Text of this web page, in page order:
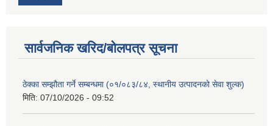
सार्वजनिक खरिद/बोलपत्र सूचना
ठेक्का सम्झौता गर्ने सम्बन्धमा (०१/०८३/८४, स्थानीय उत्पादनको सेवा शुल्क)
मिति: 07/10/2026 - 09:52